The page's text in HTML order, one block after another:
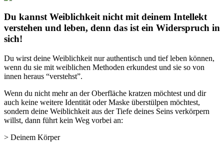
Du kannst Weiblichkeit nicht mit deinem Intellekt
verstehen und leben, denn das ist ein Widerspruch in
sich!
Du wirst deine Weiblichkeit nur authentisch und tief leben können,
wenn du sie mit weiblichen Methoden erkundest und sie so von
innen heraus “verstehst”.
Wenn du nicht mehr an der Oberfläche kratzen möchtest und dir
auch keine weitere Identität oder Maske überstülpen möchtest,
sondern deine Weiblichkeit aus der Tiefe deines Seins verkörpern
willst, dann führt kein Weg vorbei an:
> Deinem Körper